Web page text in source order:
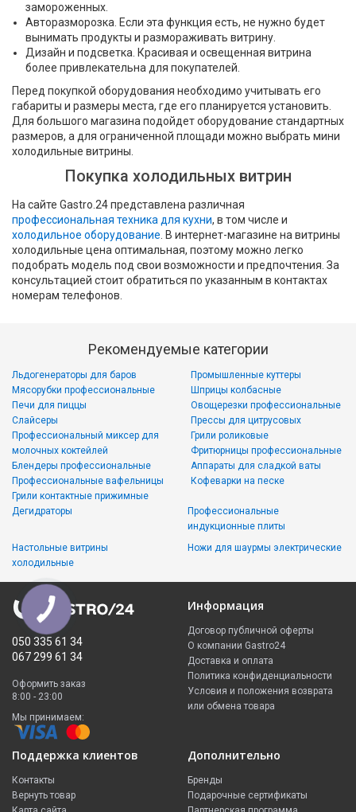
замороженных.
Авторазморозка. Если эта функция есть, не нужно будет
вынимать продукты и размораживать витрину.
Дизайн и подсветка. Красивая и освещенная витрина
более привлекательна для покупателей.
Перед покупкой оборудования необходимо учитывать его
габариты и размеры места, где его планируется установить.
Для большого магазина подойдет оборудование стандартных
размеров, а для ограниченной площади можно выбрать мини
холодильные витрины.
Покупка холодильных витрин
На сайте Gastro.24 представлена различная
профессиональная техника для кухни, в том числе и
холодильное оборудование . В интернет-магазине на витрины
холодильные цена оптимальная, поэтому можно легко
подобрать модель под свои возможности и предпочтения. За
консультацией стоит обратиться по указанным в контактах
номерам телефонов.
Рекомендуемые категории
Льдогенераторы для баров
Мясорубки профессиональные
Печи для пиццы
Слайсеры
Промышленные куттеры
Шприцы колбасные
Овощерезки профессиональные
Прессы для цитрусовых
Профессиональный миксер для
молочных коктейлей
Блендеры профессиональные
Профессиональные вафельницы
Грили контактные прижимные
Грили роликовые
Фритюрницы профессиональные
Аппараты для сладкой ваты
Кофеварки на песке
Дегидраторы
Настольные витрины
холодильные
Профессиональные
индукционные плиты
Ножи для шаурмы электрические
050 335 61 34
067 299 61 34
Оформить заказ
8:00 - 23:00
Мы принимаем:
Информация
Договор публичной оферты
О компании Gastro24
Доставка и оплата
Политика конфиденциальности
Условия и положения возврата
или обмена товара
Поддержка клиентов
Контакты
Вернуть товар
Дополнительно
Бренды
Подарочные сертификаты